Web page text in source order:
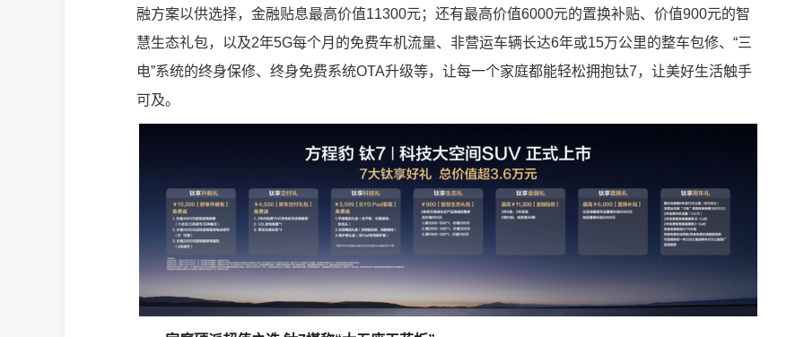
融方案以供选择，金融贴息最高价值11300元；还有最高价值6000元的置换补贴、价值900元的智
慧生态礼包，以及2年5G每个月的免费车机流量、非营运车辆长达6年或15万公里的整车包修、“三
电”系统的终身保修、终身免费系统OTA升级等，让每一个家庭都能轻松拥抱钛7，让美好生活触手
可及。